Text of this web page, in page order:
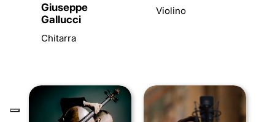
Giuseppe
Gallucci
Chitarra
Violino